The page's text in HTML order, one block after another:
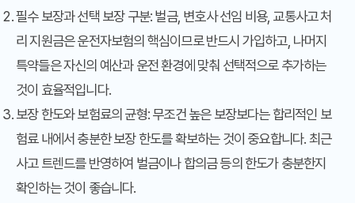
필수 보장과 선택 보장 구분: 벌금, 변호사 선임 비용, 교통사고 처
리 지원금은 운전자보험의 핵심이므로 반드시 가입하고, 나머지
특약들은 자신의 예산과 운전 환경에 맞춰 선택적으로 추가하는
것이 효율적입니다.
보장 한도와 보험료의 균형: 무조건 높은 보장보다는 합리적인 보
험료 내에서 충분한 보장 한도를 확보하는 것이 중요합니다. 최근
사고 트렌드를 반영하여 벌금이나 합의금 등의 한도가 충분한지
확인하는 것이 좋습니다.